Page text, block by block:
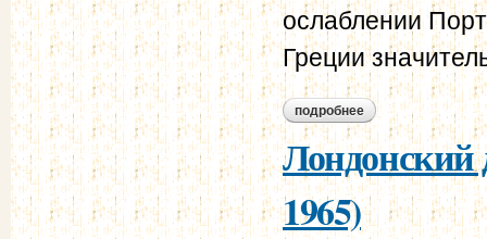
ослаблении
Греции
подробнее о лондонский
Лондонский
1965)